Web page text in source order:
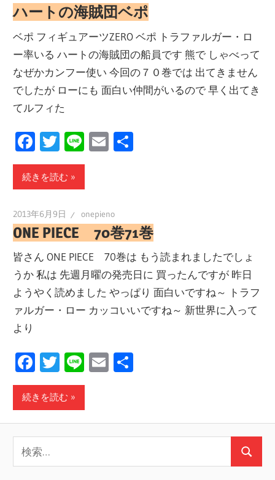
ハートの海賊団ベポ
ベポ フィギュアーツZERO ベポ トラファルガー・ロ
ー率いる ハートの海賊団の船員です 熊で しゃべって
なぜかカンフー使い 今回の７０巻では 出てきません
でしたが ローにも 面白い仲間がいるので 早く出てき
てルフィた
Facebook
Twitter
LineEmail
続きを読む
2013年6月9日 onepieno
ONE PIECE 70巻71巻
皆さん ONE PIECE 70巻は もう読まれましたでしょ
うか 私は 先週月曜の発売日に 買ったんですが 昨日
ようやく読めました やっぱり 面白いですね～ トラフ
ァルガー・ロー カッコいいですね～ 新世界に入って
より
Facebook
Twitter
LineEmail
続きを読む
索:
検